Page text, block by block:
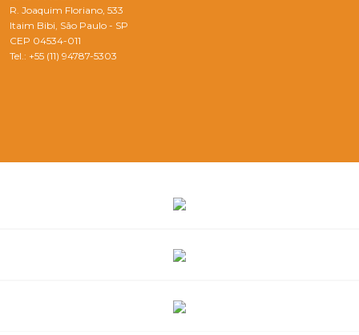
R. Joaquim Floriano, 533
Itaim Bibi, São Paulo - SP
CEP 04534-011
Tel.: +55 (11) 94787-5303